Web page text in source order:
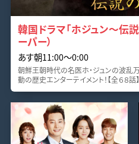
韓国ドラマ「ホジュン～伝
ーパー）
あす朝11:00〜0:00
朝鮮王朝時代の名医ホ・ジュンの波乱
動の歴史エンターテイメント！【全６８話】